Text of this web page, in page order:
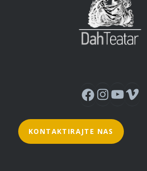
Facebook Instagram YouTube Vimeo
KONTAKTIRAJTE NAS